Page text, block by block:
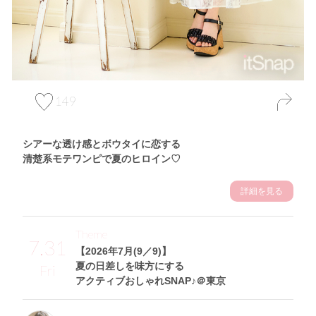
149
シアーな透け感とボウタイに恋する
清楚系モテワンピで夏のヒロイン♡
詳細を見る
7.31
Fri
【2026年7月(9／9)】
夏の日差しを味方にする
アクティブおしゃれSNAP♪＠東京
Theme